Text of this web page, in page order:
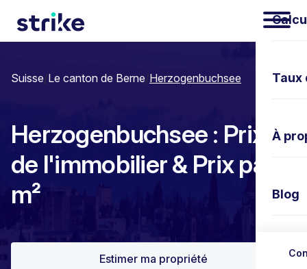
À
Blog
Suisse/Le canton de Berne/Herzogenbuchsee
Herzogenbuchsee : Prix
de l'immobilier & Prix par
m²
Estimer ma propriété